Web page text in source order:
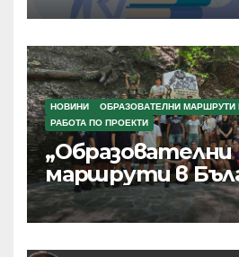
НОВИНИ
ОБРАЗОВАТЕЛНИ МАРШРУТИ
РАБОТА ПО ПРОЕКТИ
„Образователни
маршрути в